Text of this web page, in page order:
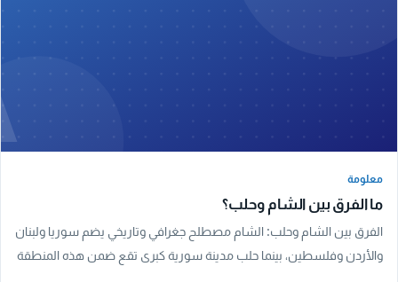
معلومة
ما الفرق بين الشام وحلب؟
الفرق بين الشام وحلب: الشام مصطلح جغرافي وتاريخي يضم سوريا ولبنان
والأردن وفلسطين، بينما حلب مدينة سورية كبرى تقع ضمن هذه المنطقة